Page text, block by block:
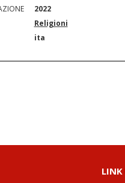
2022
Religioni
ita